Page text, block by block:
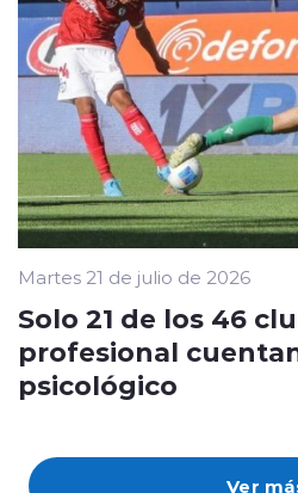
Ver
Martes 21 de julio de 2026
Solo 21 de los 46
profesional
psicológico